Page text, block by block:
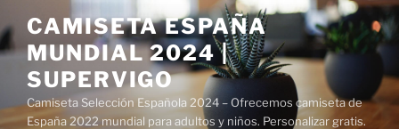
al
contenido
CAMISETA ESPAÑA
MUNDIAL 2024 |
SUPERVIGO
Camiseta Selección Española 2024 – Ofrecemos camiseta de
España 2022 mundial para adultos y niños. Personalizar gratis.